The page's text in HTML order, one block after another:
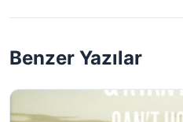
Benzer Yazılar